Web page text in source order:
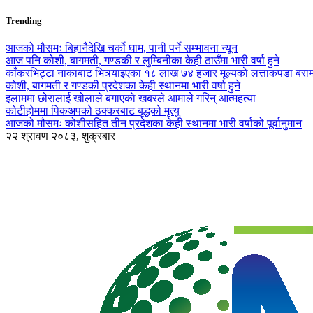
Trending
आजको मौसमः बिहानैदेखि चर्को घाम, पानी पर्ने सम्भावना न्यून
आज पनि कोशी, बागमती, गण्डकी र लुम्बिनीका केही ठाउँमा भारी वर्षा हुने
काँकरभिट्टा नाकाबाट भित्र्याइएका १८ लाख ७४ हजार मूल्यकाे लत्ताकपडा
कोशी, बागमती र गण्डकी प्रदेशका केही स्थानमा भारी वर्षा हुने
इलाममा छोरालाई खोलाले बगाएकाे खबरले आमाले गरिन् आत्महत्या
कोटीहोममा पिकअपको ठक्करबाट बृद्धको मृत्यु
आजको मौसमः कोशीसहित तीन प्रदेशका केही स्थानमा भारी वर्षाको पूर्वानुमान
२२ श्रावण २०८३, शुक्रबार